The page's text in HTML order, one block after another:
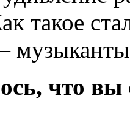
такое
что вы